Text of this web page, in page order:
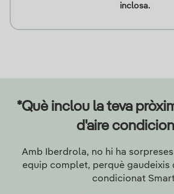
inclosa.
*Què inclou la teva
d'aire
Amb Iberdrola, no hi ha
equip complet, perquè gaudeixis
condicionat